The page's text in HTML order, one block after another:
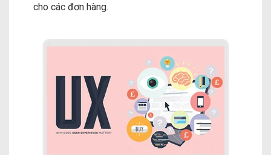
cho các đơn hàng.